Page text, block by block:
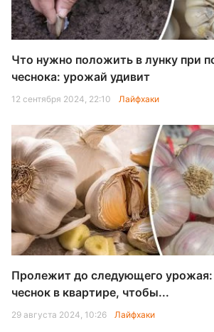
Что нужно положить в лунку при
чеснока: урожай удивит
12 сентября 2024, 22:10 Лайфхаки
Пролежит до следующего урожая:
чеснок в квартире, чтобы...
29 августа 2024, 10:26 Лайфхаки